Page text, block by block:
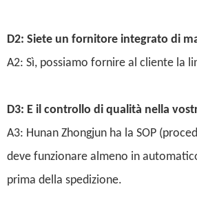
D2: Siete un fornitore integrato di
A2: Sì, possiamo fornire al cliente la
D3: E il controllo di qualità nella
A3: Hunan Zhongjun ha la SOP
deve funzionare almeno in
prima della spedizione.